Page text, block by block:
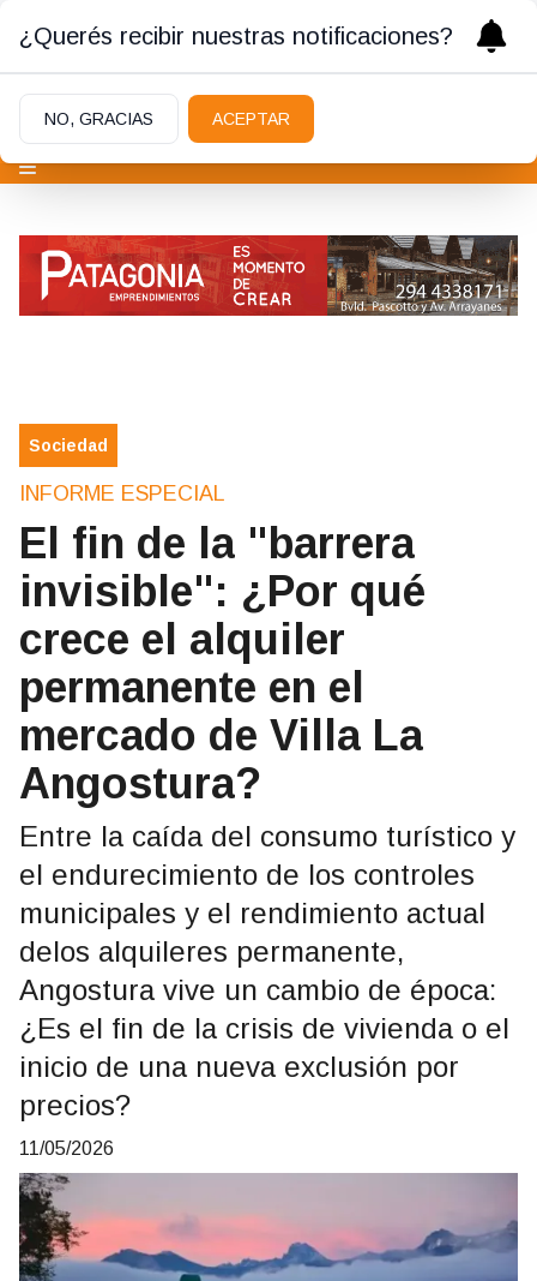
Sociedad
INFORME ESPECIAL
El fin de la "barrera
invisible": ¿Por qué
crece el alquiler
permanente en el
mercado de Villa La
Angostura?
Entre la caída del consumo turístico y
el endurecimiento de los controles
municipales y el rendimiento actual
delos alquileres permanente,
Angostura vive un cambio de época:
¿Es el fin de la crisis de vivienda o el
inicio de una nueva exclusión por
precios?
11/05/2026
¿Querés recibir nuestras notificaciones?
NO, GRACIAS ACEPTAR